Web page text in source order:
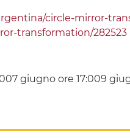
circle-mirror-
transformation/282523
giugno ore 17:009